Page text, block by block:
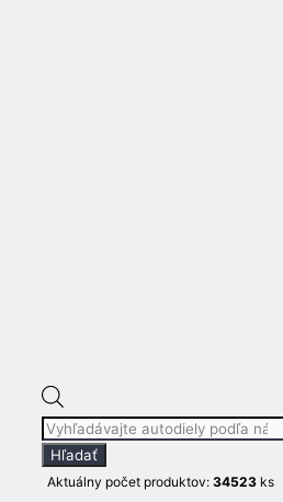
Products
search
Hľadať
Aktuálny počet produktov: 34523 ks
2014
610€
ℹ stav produktu: použité (viď foto produktu)